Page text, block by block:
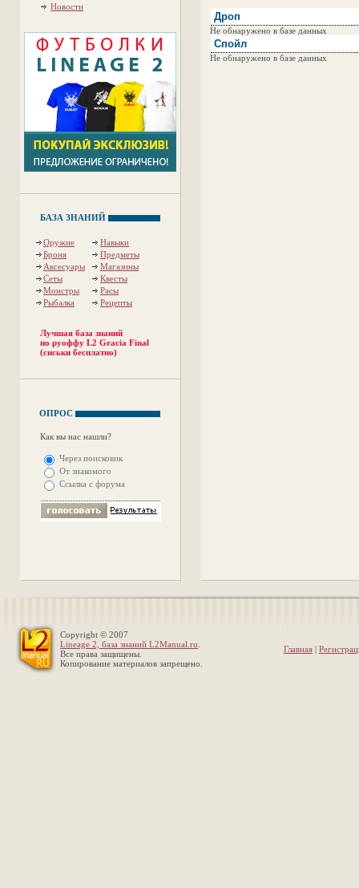
Новости
БАЗА ЗНАНИЙ
Оружие
Навыки
Броня
Предметы
Аксесуары
Магазины
Сеты
Квесты
Монстры
Расы
Рыбалка
Рецепты
Лучшая база знаний
по руоффу L2 Gracia Final
(сиськи бесплатно)
ОПРОС
Как вы нас нашли?
Через поисковик
От знакомого
Ссылка с форума
Дроп
Не обнаружено в базе данных
Спойл
Не обнаружено в базе данных
Copyright © 2007
Lineage 2, база знаний L2Manual.ru
Все права защищены.
Копирование материалов запрещено.
Главная |